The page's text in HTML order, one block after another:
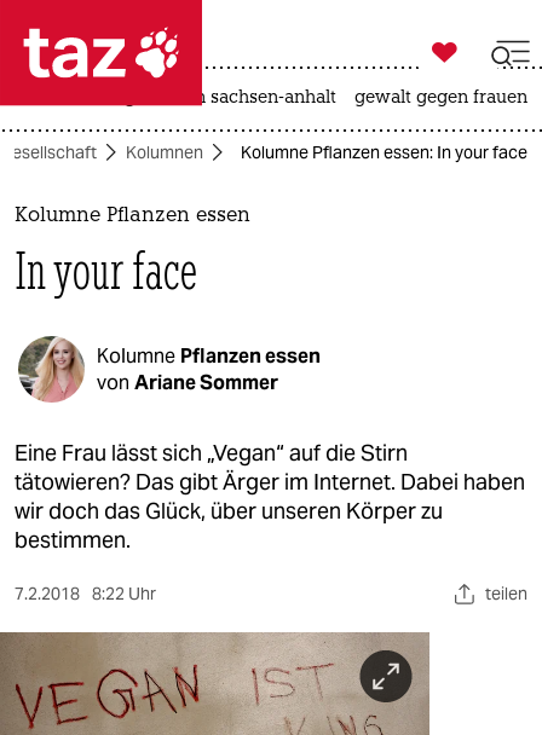
 taz zahl ich
taz zahl ich
themen
politik
öko
gesellschaft
kultur
sport
berlin
nord
wahrheit
verlag

taz zahl ich
landtagswahl in sachsen-anhalt gewalt gegen frauen
Gesellschaft Kolumnen Kolumne Pflanzen essen: In your face
Kolumne Pflanzen essen
In your face
Kolumne Pflanzen essen
von Ariane Sommer
Eine Frau lässt sich „Vegan“ auf die Stirn
tätowieren? Das gibt Ärger im Internet. Dabei haben
wir doch das Glück, über unseren Körper zu
bestimmen.
7.2.2018 8:22 Uhr teilen